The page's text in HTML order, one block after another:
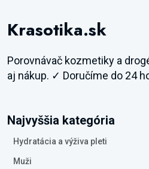
Krasotika.sk
Porovnávač kozmetiky a
aj nákup. ✓ Doručíme do 24
Najvyššia kategória
Hydratácia a výživa pleti
Muži